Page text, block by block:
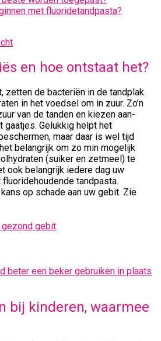
met fluoridetandpasta?
en hoe ontstaat het?
zetten de bacteriën in de tandplak
in het voedsel om in zuur. Zo’n
van de tanden en kiezen aan­
gaatjes. Gelukkig helpt het
maar daar is wel tijd
belangrijk om zo min mogelijk
(suiker en zetmeel) te
ook belangrijk iedere dag uw
tandpasta.
op schade aan uw gebit. Zie
gezond gebit
beter een beker gebruiken in plaats
bij kinderen, waarmee